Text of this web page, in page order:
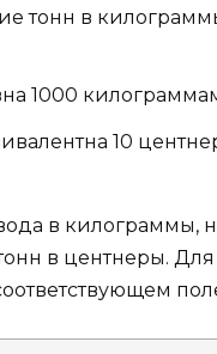
тонн в
1000
10
в килограммы,
в центнеры.